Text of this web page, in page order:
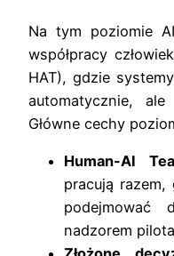
Na tym poziomie
współpracy
HAT), gdzie
automatycznie,
Główne cechy
Human-AI
pracują
podejmować
nadzorem